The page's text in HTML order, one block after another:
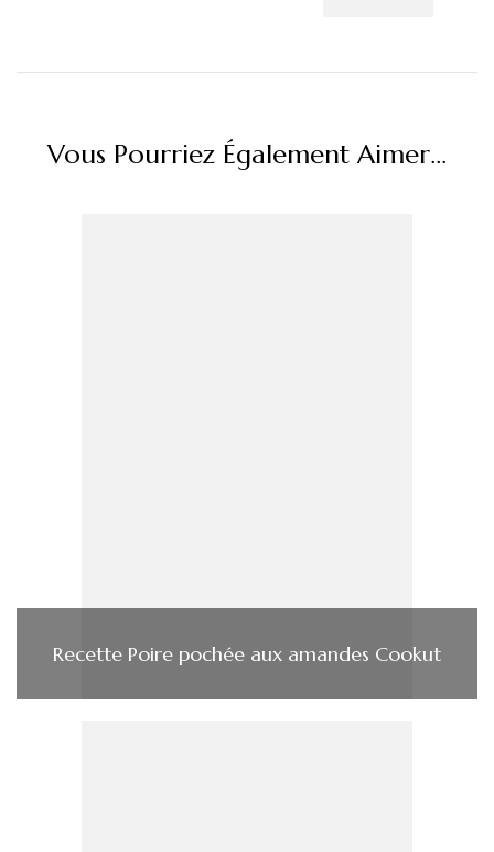
Vous Pourriez Également Aimer...
Recette Poire pochée aux amandes Cookut